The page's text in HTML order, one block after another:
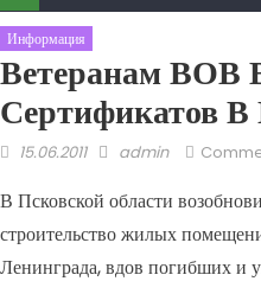
Информация
Ветеранам ВОВ
Сертификатов В
Posted on
15.06.2011 Author
admin
В Псковской области
строительство жилых
Ленинграда, вдов погибших и